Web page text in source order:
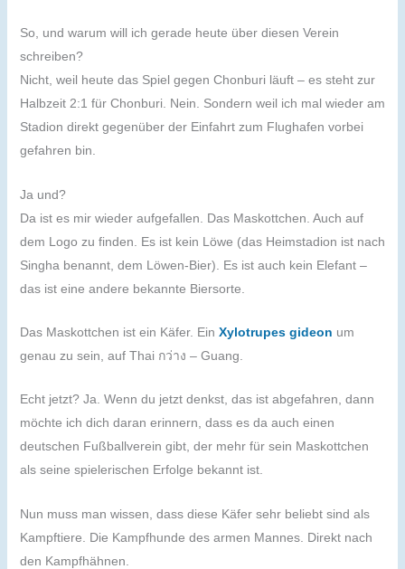
So, und warum will ich gerade heute über diesen Verein
schreiben?
Nicht, weil heute das Spiel gegen Chonburi läuft – es steht zur
Halbzeit 2:1 für Chonburi. Nein. Sondern weil ich mal wieder am
Stadion direkt gegenüber der Einfahrt zum Flughafen vorbei
gefahren bin.
Ja und?
Da ist es mir wieder aufgefallen. Das Maskottchen. Auch auf
dem Logo zu finden. Es ist kein Löwe (das Heimstadion ist nach
Singha benannt, dem Löwen-Bier). Es ist auch kein Elefant –
das ist eine andere bekannte Biersorte.
Das Maskottchen ist ein Käfer. Ein Xylotrupes gideon um
genau zu sein, auf Thai กว่าง – Guang.
Echt jetzt? Ja. Wenn du jetzt denkst, das ist abgefahren, dann
möchte ich dich daran erinnern, dass es da auch einen
deutschen Fußballverein gibt, der mehr für sein Maskottchen
als seine spielerischen Erfolge bekannt ist.
Nun muss man wissen, dass diese Käfer sehr beliebt sind als
Kampftiere. Die Kampfhunde des armen Mannes. Direkt nach
den Kampfhähnen.